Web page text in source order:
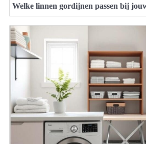
Welke linnen gordijnen passen bij